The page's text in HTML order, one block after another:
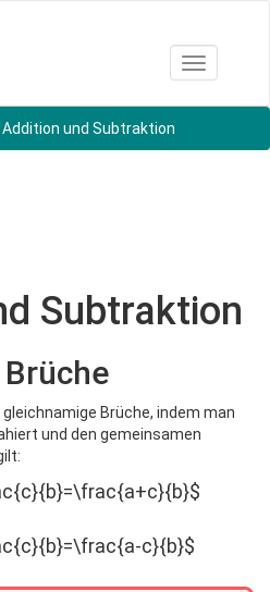
Toggle
Addition und Subtraktion
Subtraktion
Brüche, indem man
und den gemeinsamen
c}{b}$